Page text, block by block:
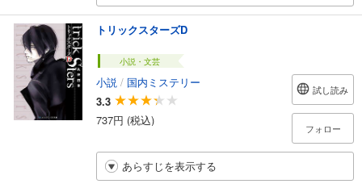
トリックスターズD
小説・文芸
小説 / 国内ミステリー
3.3
737円 (税込)
試し読み
フォロー
あらすじを表示する